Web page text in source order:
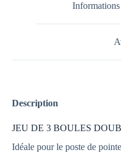
Description
JEU DE 3 BOULES
Idéale pour le poste de